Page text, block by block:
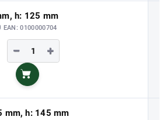
h: 125 mm
EAN: 0100000704
+
−
Do košíka
mm, h: 145 mm